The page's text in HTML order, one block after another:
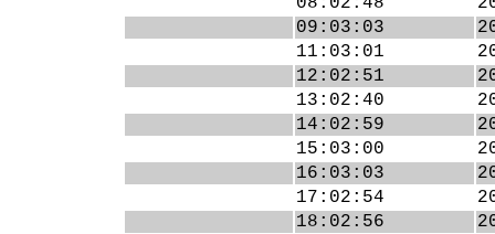
09:03:03
11:03:01
12:02:51
13:02:40
14:02:59
15:03:00
16:03:03
17:02:54
18:02:56